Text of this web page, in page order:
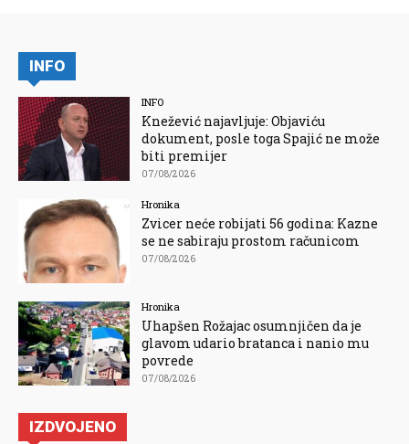
INFO
INFO
Knežević najavljuje: Objaviću
dokument, posle toga Spajić ne može
biti premijer
07/08/2026
Hronika
Zvicer neće robijati 56 godina: Kazne
se ne sabiraju prostom računicom
07/08/2026
Hronika
Uhapšen Rožajac osumnjičen da je
glavom udario bratanca i nanio mu
povrede
07/08/2026
IZDVOJENO